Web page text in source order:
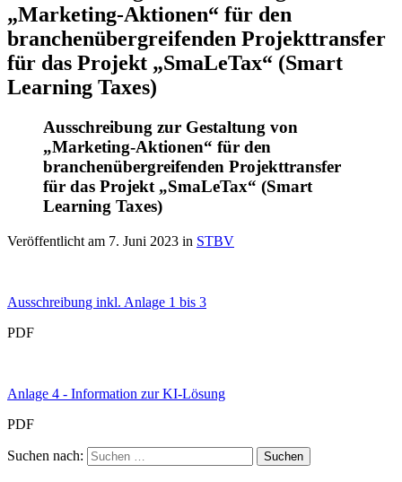
„Marketing-Aktionen“ für den
branchenübergreifenden Projekttransfer
für das Projekt „SmaLeTax“ (Smart
Learning Taxes)
Ausschreibung zur Gestaltung von
„Marketing-Aktionen“ für den
branchenübergreifenden Projekttransfer
für das Projekt „SmaLeTax“ (Smart
Learning Taxes)
Veröffentlicht am 7. Juni 2023 in STBV
Ausschreibung inkl. Anlage 1 bis 3
PDF
Anlage 4 - Information zur KI-Lösung
PDF
Suchen nach: